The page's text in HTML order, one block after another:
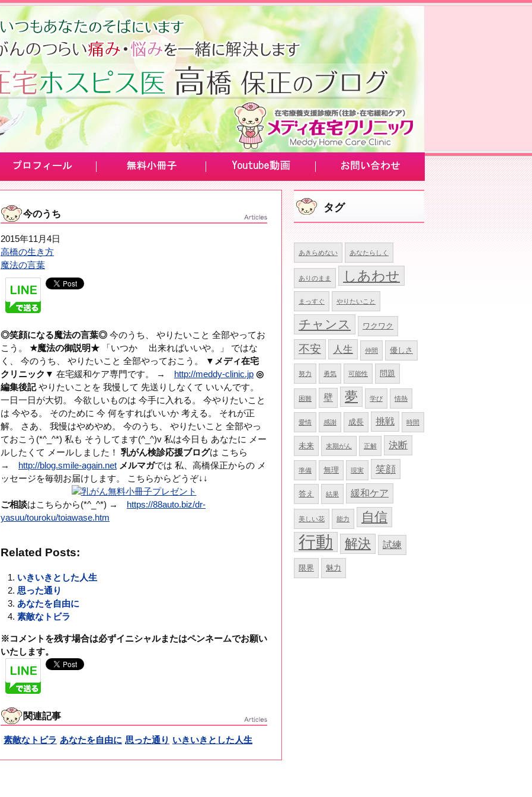
タグ
あきらめない あなたらしく
ありのまま しあわせ
まっすぐ やりたいこと
チャンス ワクワク
不安 人生 仲間 優しさ
努力 勇気 可能性 問題
困難 壁 夢 学び 情熱
愛情 感謝 成長 挑戦 時間
未来 末期がん 正解 決断
準備 無理 現実 笑顔
答え 結果 緩和ケア
美しい花 能力 自信
行動 解決 試練
限界 魅力
今のうち
2015年11月4日
高橋の生き方
魔法の言葉
◎笑顔になる魔法の言葉◎ 今のうち、 やりたいこと 全部やってお
こう。 ★魔法の御説明★ 「いつか 出来ればいいや。」 ではな
く、 今のうち、 やりたいこと 全部やっておこう。
▼メディ在宅
クリニック▼ 在宅緩和ケア専門です。 → http://meddy-clinic.jp ◎
編集後記やりたいことを 我慢して 先送りしなくて いいんです。
一日一日が大切。 今欲しいものは 今手に入れる。 今やりたいこと
は 今やる。 そのために 今 何をすればいいか 考える。 それが正
解。 さあ、 我慢はやめやめ。 今のうち、 やりたいこと 全部やっ
ておこう(*^_^*) 私も そうしてます(^_^)v 私は今日も あなたに メー
ルしたくて メールしました！ 乳がん検診応援ブログは こちら
→ http://blog.smile-again.net メルマガでは 私、高橋保正からの メ
ッセージを毎朝お届けします。 こちらからどうぞ↓↓
ご相談はこちらから(*^_^*) → https://88auto.biz/dr-
yasuu/touroku/toiawase.htm
Related Posts:
いきいきとした人生
思った通り
あなたを自由に
素敵なトビラ
※コメントを残す場合は必ずイニシャルまたはペンネームでお願い
いたします。
関連記事
素敵なトビラ あなたを自由に 思った通り いきいきとした人生